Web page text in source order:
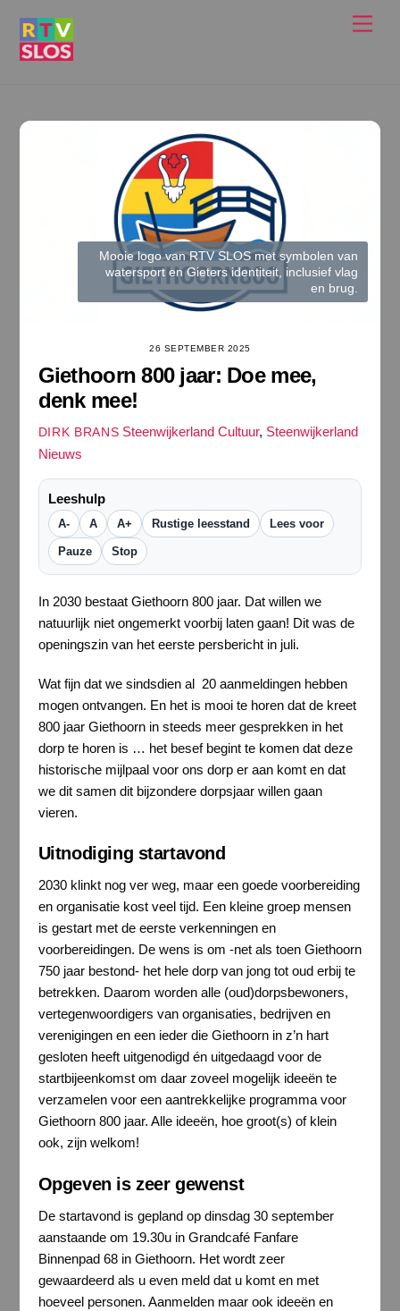
Mooie logo van RTV SLOS met symbolen van
watersport en Gieters identiteit, inclusief vlag
en brug.
26 SEPTEMBER 2025
Giethoorn 800 jaar: Doe mee,
denk mee!
DIRK BRANS Steenwijkerland Cultuur, Steenwijkerland
Nieuws
Leeshulp
A- A A+ Rustige leesstand Lees voor
Pauze Stop
In 2030 bestaat Giethoorn 800 jaar. Dat willen we
natuurlijk niet ongemerkt voorbij laten gaan! Dit was de
openingszin van het eerste persbericht in juli.
Wat fijn dat we sindsdien al 20 aanmeldingen hebben
mogen ontvangen. En het is mooi te horen dat de kreet
800 jaar Giethoorn in steeds meer gesprekken in het
dorp te horen is … het besef begint te komen dat deze
historische mijlpaal voor ons dorp er aan komt en dat
we dit samen dit bijzondere dorpsjaar willen gaan
vieren.
Uitnodiging startavond
2030 klinkt nog ver weg, maar een goede voorbereiding
en organisatie kost veel tijd. Een kleine groep mensen
is gestart met de eerste verkenningen en
voorbereidingen. De wens is om -net als toen Giethoorn
750 jaar bestond- het hele dorp van jong tot oud erbij te
betrekken. Daarom worden alle (oud)dorpsbewoners,
vertegenwoordigers van organisaties, bedrijven en
verenigingen en een ieder die Giethoorn in z’n hart
gesloten heeft uitgenodigd én uitgedaagd voor de
startbijeenkomst om daar zoveel mogelijk ideeën te
verzamelen voor een aantrekkelijke programma voor
Giethoorn 800 jaar. Alle ideeën, hoe groot(s) of klein
ook, zijn welkom!
Opgeven is zeer gewenst
De startavond is gepland op dinsdag 30 september
aanstaande om 19.30u in Grandcafé Fanfare
Binnenpad 68 in Giethoorn. Het wordt zeer
gewaardeerd als u even meld dat u komt en met
hoeveel personen. Aanmelden maar ook ideeën en